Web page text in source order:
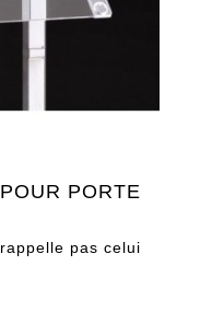
PORTE
pas celui